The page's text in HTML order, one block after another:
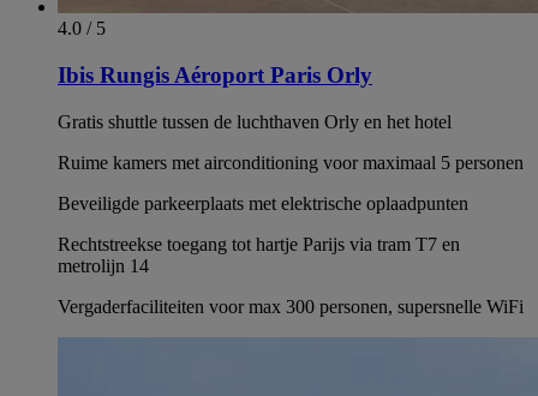
4.0 / 5
Ibis Rungis Aéroport Paris Orly
Gratis shuttle tussen de luchthaven Orly en het hotel
Ruime kamers met airconditioning voor maximaal 5 personen
Beveiligde parkeerplaats met elektrische oplaadpunten
Rechtstreekse toegang tot hartje Parijs via tram T7 en
metrolijn 14
Vergaderfaciliteiten voor max 300 personen, supersnelle WiFi